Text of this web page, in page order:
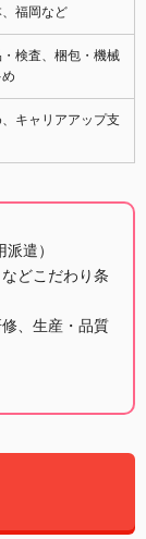
福岡など
検査、梱包・機械
キャリアアップ支
遣）
どこだわり条
、生産・品質